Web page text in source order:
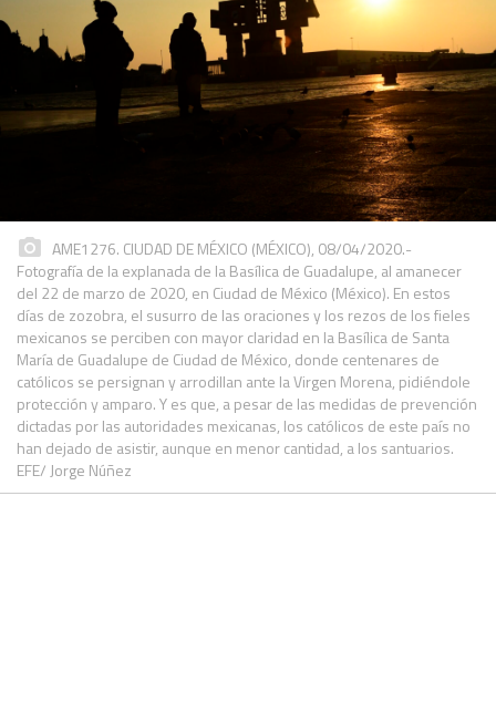
AME1276. CIUDAD DE MÉXICO (MÉXICO), 08/04/2020.-
Fotografía de la explanada de la Basílica de Guadalupe, al amanecer
del 22 de marzo de 2020, en Ciudad de México (México). En estos
días de zozobra, el susurro de las oraciones y los rezos de los fieles
mexicanos se perciben con mayor claridad en la Basílica de Santa
María de Guadalupe de Ciudad de México, donde centenares de
católicos se persignan y arrodillan ante la Virgen Morena, pidiéndole
protección y amparo. Y es que, a pesar de las medidas de prevención
dictadas por las autoridades mexicanas, los católicos de este país no
han dejado de asistir, aunque en menor cantidad, a los santuarios.
EFE/ Jorge Núñez